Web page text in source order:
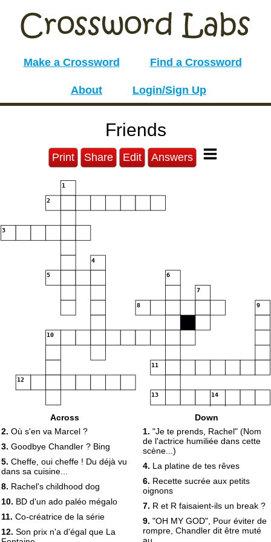
Make a Crossword Find a Crossword
About Login/Sign Up
Friends
Print Share Edit Answers
1
2
3
4
5 6
7
8 9
10
11
12
13 14
Across
2. Où s'en va Marcel ?
3. Goodbye Chandler ? Bing
5. Cheffe, oui cheffe ! Du déjà vu
dans sa cuisine...
8. Rachel's childhood dog
10. BD d'un ado paléo mégalo
11. Co-créatrice de la série
12. Son prix n'a d'égal que La
Down
1. "Je te prends, Rachel" (Nom
de l'actrice humiliée dans cette
scène...)
4. La platine de tes rêves
6. Recette sucrée aux petits
oignons
7. R et R faisaient-ils un break ?
9. "OH MY GOD", Pour éviter de
rompre, Chandler dit être muté